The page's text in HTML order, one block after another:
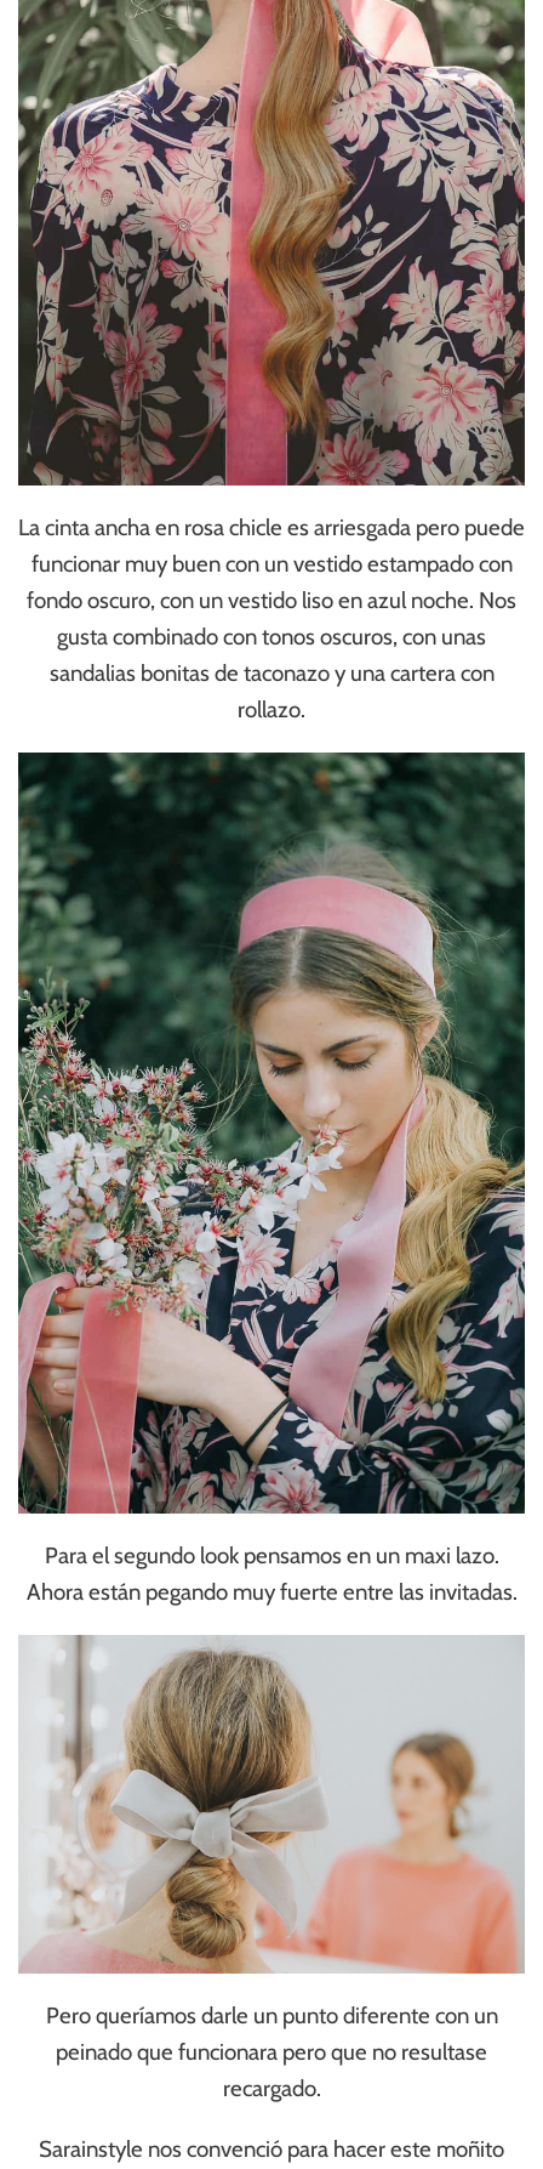
La cinta ancha en rosa chicle es arriesgada pero puede
funcionar muy buen con un vestido estampado con
fondo oscuro, con un vestido liso en azul noche. Nos
gusta combinado con tonos oscuros, con unas
sandalias bonitas de taconazo y una cartera con
rollazo.
Para el segundo look pensamos en un maxi lazo.
Ahora están pegando muy fuerte entre las invitadas.
Pero queríamos darle un punto diferente con un
peinado que funcionara pero que no resultase
recargado.
Sarainstyle nos convenció para hacer este moñito